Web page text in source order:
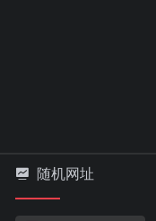
随机网址